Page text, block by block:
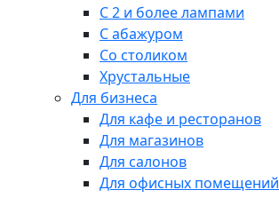
С 2 и более лампами
С абажуром
Со столиком
Хрустальные
Для бизнеса
Для кафе и ресторанов
Для магазинов
Для салонов
Для офисных помещений